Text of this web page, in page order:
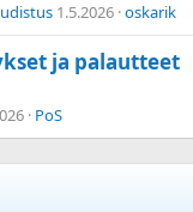
1.5.2026 oskarik
ja palautteet
PoS